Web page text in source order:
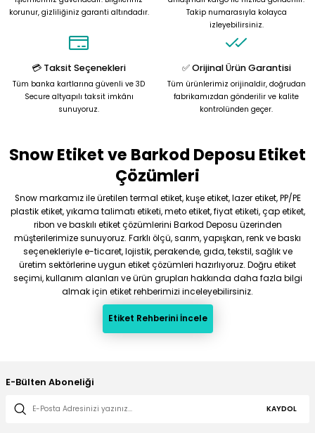
Ürün bilgilerinde hatalar bulunuyor.
Ürün fiyatı diğer sitelerden daha pahalı.
Gönder
korunur, gizliliğiniz garanti altındadır.
Takip numarasıyla kolayca
izleyebilirsiniz.
💳 Taksit Seçenekleri
Tüm banka kartlarına güvenli ve 3D
Secure altyapılı taksit imkânı
sunuyoruz.
✅ Orijinal Ürün Garantisi
Tüm ürünlerimiz orijinaldir, doğrudan
fabrikamızdan gönderilir ve kalite
kontrolünden geçer.
Snow Etiket ve Barkod Deposu Etiket
Çözümleri
Snow markamız ile üretilen termal etiket, kuşe etiket, lazer etiket, PP/PE
plastik etiket, yıkama talimatı etiketi, meto etiket, fiyat etiketi, çap etiket,
ribon ve baskılı etiket çözümlerini Barkod Deposu üzerinden
müşterilerimize sunuyoruz. Farklı ölçü, sarım, yapışkan, renk ve baskı
seçenekleriyle e-ticaret, lojistik, perakende, gıda, tekstil, sağlık ve
üretim sektörlerine uygun etiket çözümleri hazırlıyoruz. Doğru etiket
seçimi, kullanım alanları ve ürün grupları hakkında daha fazla bilgi
almak için etiket rehberimizi inceleyebilirsiniz.
Etiket Rehberini İncele
E-Bülten Aboneliği
KAYDOL